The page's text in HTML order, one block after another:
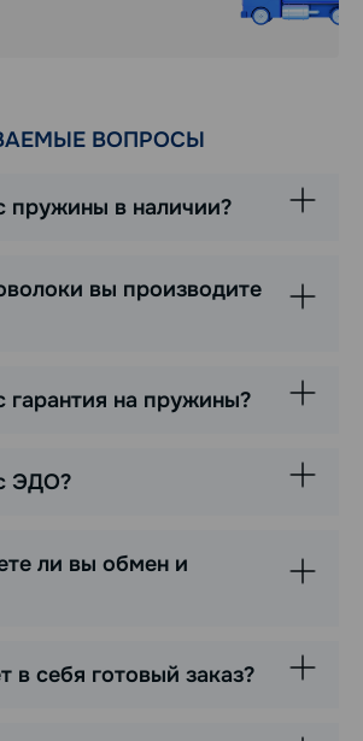
ВОПРОСЫ
пружины в наличии?
вы производите
гарантия на пружины?
ЭДО?
ли вы обмен и
в себя готовый заказ?